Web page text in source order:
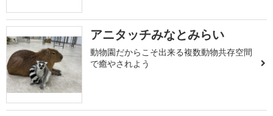
アニタッチみなとみらい
動物園だからこそ出来る複数動物共存空間
で癒やされよう